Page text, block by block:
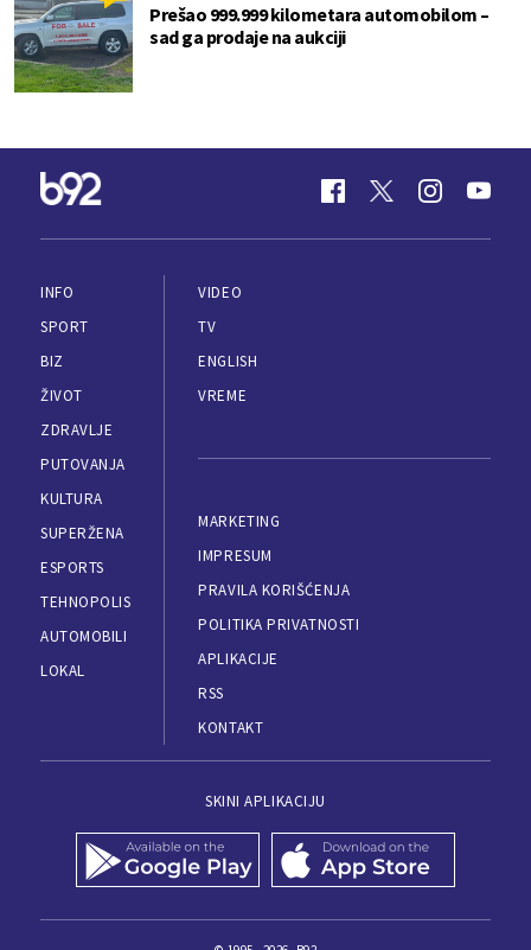
Prešao 999.999 kilometara automobilom –
sad ga prodaje na aukciji
INFO
SPORT
BIZ
ŽIVOT
ZDRAVLJE
PUTOVANJA
KULTURA
SUPERŽENA
ESPORTS
TEHNOPOLIS
AUTOMOBILI
LOKAL
VIDEO
TV
ENGLISH
VREME
MARKETING
IMPRESUM
PRAVILA KORIŠĆENJA
POLITIKA PRIVATNOSTI
APLIKACIJE
RSS
KONTAKT
SKINI APLIKACIJU